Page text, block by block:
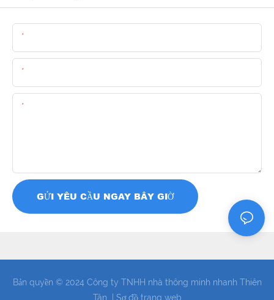
GỬI YÊU CẦU NGAY BÂY GIỜ
Bản quyền © 2024 Công ty TNHH nhà thông minh nhanh Thiên
Tân | Sơ đồ trang web